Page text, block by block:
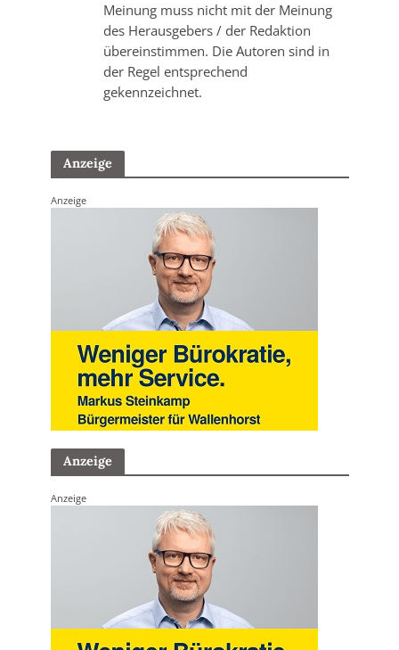
Meinung muss nicht mit der Meinung
des Herausgebers / der Redaktion
übereinstimmen. Die Autoren sind in
der Regel entsprechend
gekennzeichnet.
Anzeige
Anzeige
Anzeige
Anzeige